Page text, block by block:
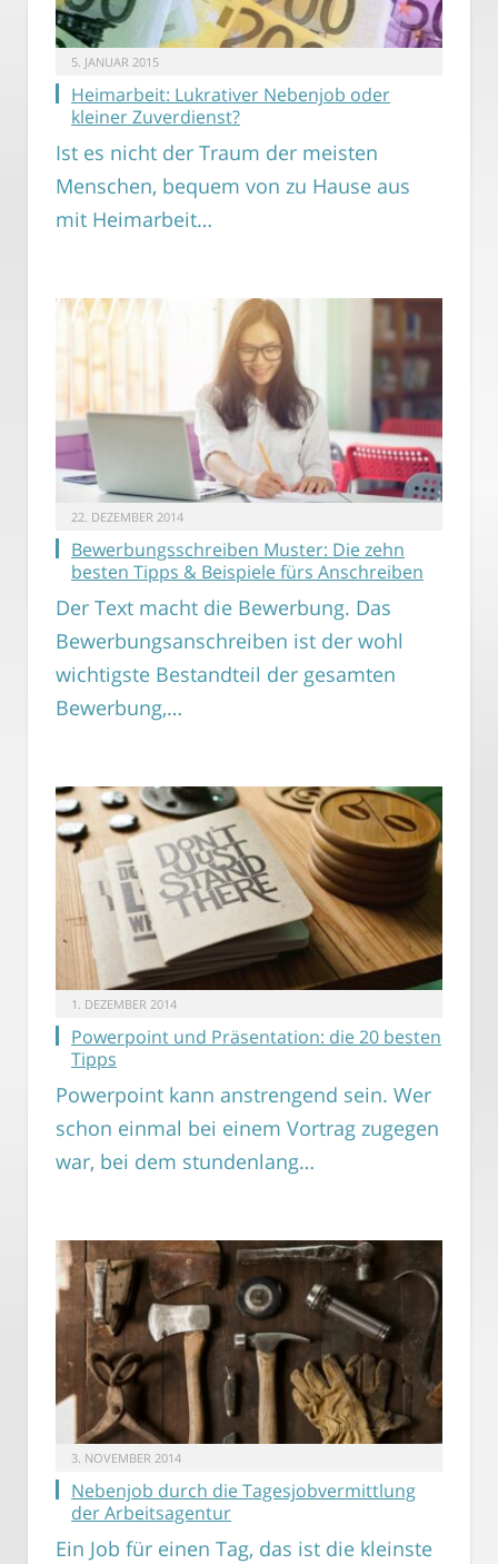
5. JANUAR 2015
Heimarbeit: Lukrativer Nebenjob oder
kleiner Zuverdienst?
Ist es nicht der Traum der meisten
Menschen, bequem von zu Hause aus
mit Heimarbeit…
22. DEZEMBER 2014
Bewerbungsschreiben Muster: Die zehn
besten Tipps & Beispiele fürs Anschreiben
Der Text macht die Bewerbung. Das
Bewerbungsanschreiben ist der wohl
wichtigste Bestandteil der gesamten
Bewerbung,…
1. DEZEMBER 2014
Powerpoint und Präsentation: die 20 besten
Tipps
Powerpoint kann anstrengend sein. Wer
schon einmal bei einem Vortrag zugegen
war, bei dem stundenlang…
3. NOVEMBER 2014
Nebenjob durch die Tagesjobvermittlung
der Arbeitsagentur
Ein Job für einen Tag, das ist die kleinste